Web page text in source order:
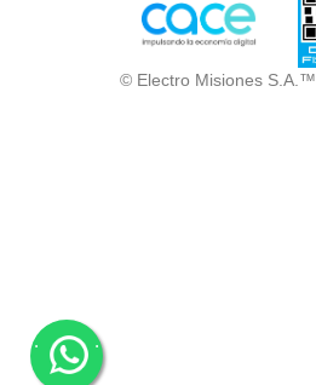
© Electro Misiones S.A.™
. .